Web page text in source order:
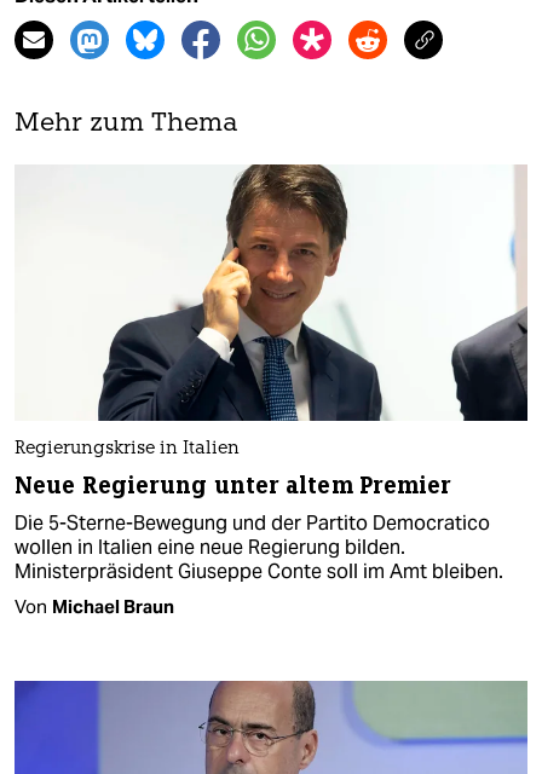
Mehr zum Thema
Regierungskrise in Italien
Neue Regierung unter altem Premier
Die 5-Sterne-Bewegung und der Partito Democratico
wollen in Italien eine neue Regierung bilden.
Ministerpräsident Giuseppe Conte soll im Amt bleiben.
Von Michael Braun